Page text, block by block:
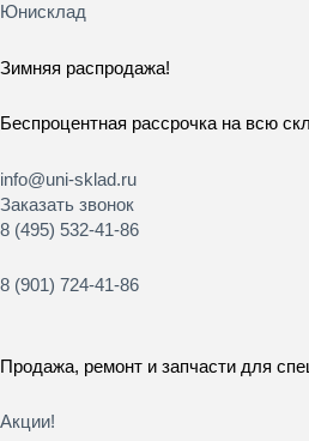
Перейти
содержимому
Юнисклад
Зимняя распродажа!
Беспроцентная рассрочка на всю
info@uni-sklad.ru
Заказать звонок
8 (495) 532-41-86
8 (901) 724-41-86
Продажа, ремонт и запчасти для
Акции!